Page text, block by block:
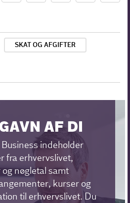
SKAT OG AFGIFTER
AF DI
indeholder
fra erhvervslivet,
nøgletal samt
kurser og
til erhvervslivet. Du